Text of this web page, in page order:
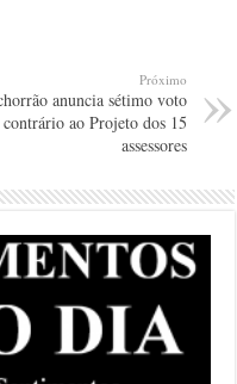
Próximo
anuncia sétimo voto
contrário ao Projeto dos 15
assessores